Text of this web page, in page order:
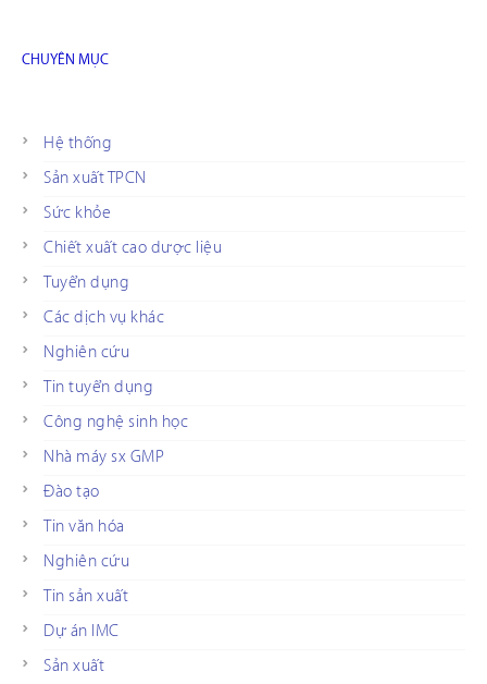
CHUYÊN MỤC
Hệ thống
Sản xuất TPCN
Sức khỏe
Chiết xuất cao dược liệu
Tuyển dụng
Các dịch vụ khác
Nghiên cứu
Tin tuyển dụng
Công nghệ sinh học
Nhà máy sx GMP
Đào tạo
Tin văn hóa
Nghiên cứu
Tin sản xuất
Dự án IMC
Sản xuất